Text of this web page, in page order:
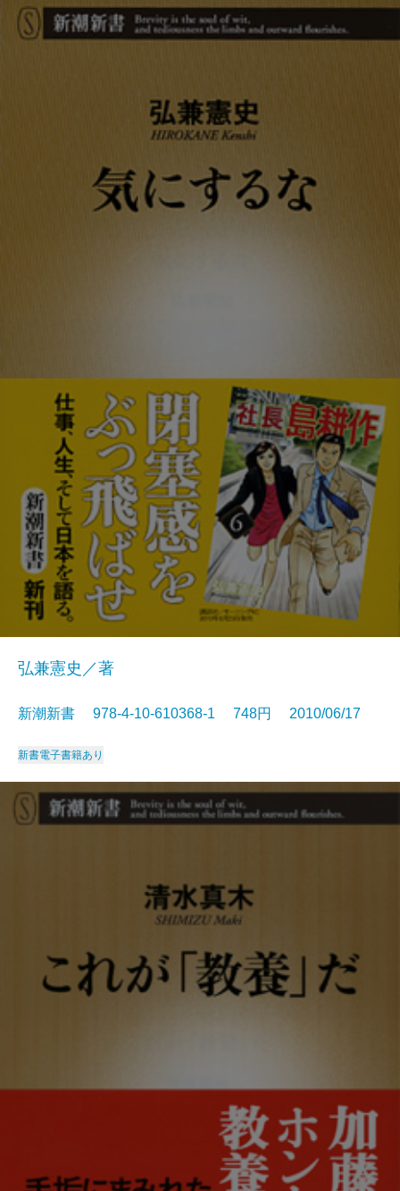
弘兼憲史／著
新潮新書 978-4-10-610368-1 748円 2010/06/17
新書電子書籍あり